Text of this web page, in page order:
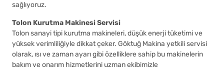
sağlıyoruz.
Tolon Kurutma Makinesi Servisi
Tolon sanayi tipi kurutma makineleri, düşük enerji tüketimi ve
yüksek verimliliğiyle dikkat çeker. Göktuğ Makina yetkili servisi
olarak, ısı ve zaman ayarı gibi özelliklere sahip bu makinelerin
bakım ve onarım hizmetlerini uzman ekibimizle